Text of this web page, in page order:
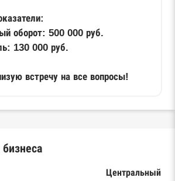
оборот: 500 000 руб.
130 000 руб.
встречу на все вопросы!
Центральный